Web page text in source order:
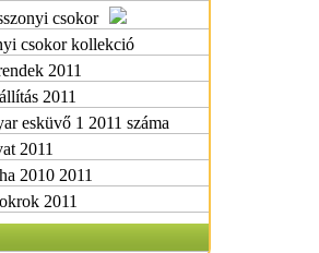
csokor
csokor kollekció
2011
2011
esküvő 1 2011 száma
2011
2010 2011
2011